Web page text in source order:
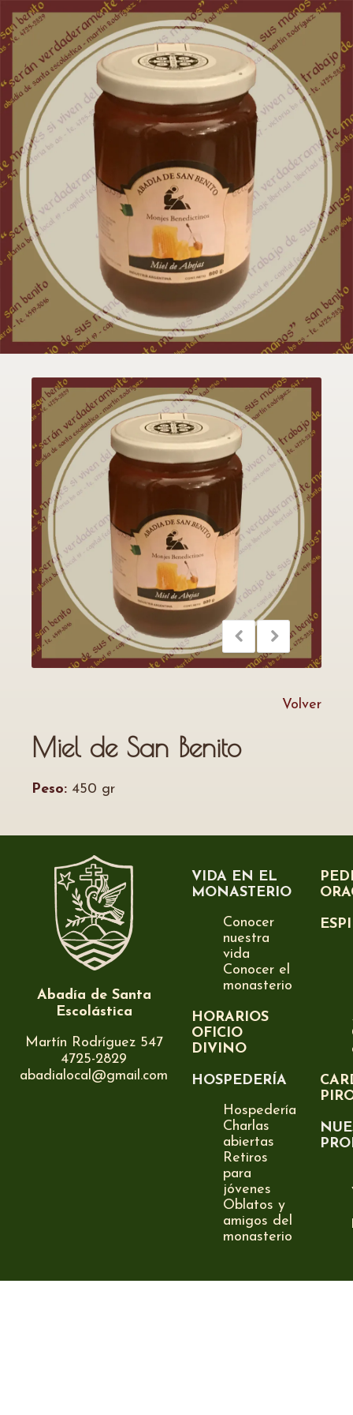
Volver
Miel de San Benito
Peso: 450 gr
Abadía de Santa
Escolástica
Martín Rodríguez 547
4725-2829
abadialocal@gmail.com
VIDA EN EL
MONASTERIO
Conocer
nuestra
vida
Conocer el
monasterio
HORARIOS
OFICIO
DIVINO
HOSPEDERÍA
Hospedería
Charlas
abiertas
Retiros
para
jóvenes
Oblatos y
amigos del
monasterio